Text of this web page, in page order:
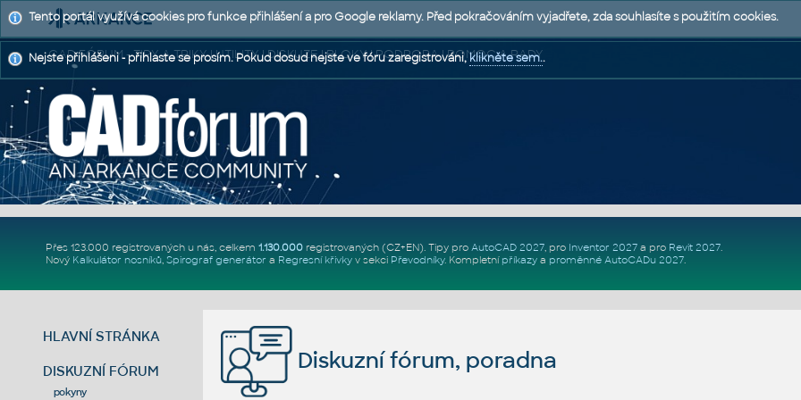
CAD FÓRUM - TIPY A TRIKY | UTILITY | DISKUZE | BLOKY | PODPORA | POMOC A RADY
Přes 123.000 registrovaných u nás, celkem 1.130.000registrovaných (CZ+EN). Tipy pro AutoCAD 2027, pro Inventor 2027a pro Revit 2027.
Nový Kalkulátor nosníků, Spirograf generátor a Regresní křivkyv sekci Převodníky. Kompletní příkazya proměnné AutoCADu 2027.
HLAVNÍ STRÁNKA
DISKUZNÍ FÓRUM
pokyny
Diskuzní fórum, poradna
Tento portál využívá cookies pro funkce přihlášení a pro Google reklamy. Před pokračováním vyjadřete, zda souhlasíte s použitím cookies.
Nejste přihlášeni - přihlaste se prosím. Pokud dosud nejste ve fóru zaregistrováni,klikněte sem..